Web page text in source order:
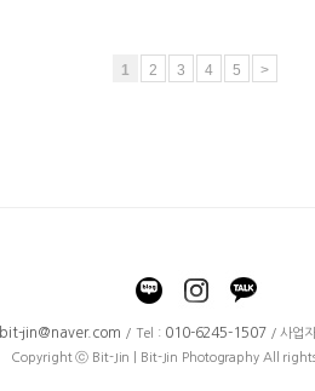
1 2 3 4 5 >
bit-jin@naver.com / Tel : 010-6245-1507 / 사업
Copyright ⓒ Bit-Jin | Bit-Jin Photography All rights